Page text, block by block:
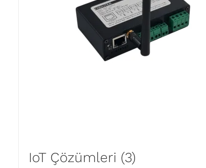
IoT Çözümleri (3)